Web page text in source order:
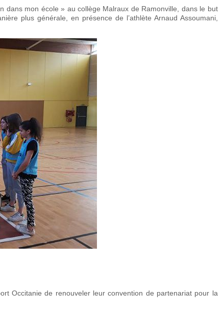
dans mon école » au collège Malraux de Ramonville, dans le but
plus générale, en présence de l’athlète Arnaud Assoumani,
Occitanie de renouveler leur convention de partenariat pour la